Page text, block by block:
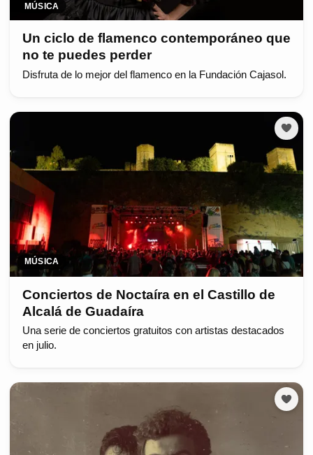
MÚSICA
Un ciclo de flamenco contemporáneo que
no te puedes perder
Disfruta de lo mejor del flamenco en la Fundación Cajasol.
MÚSICA
Conciertos de Noctaíra en el Castillo de
Alcalá de Guadaíra
Una serie de conciertos gratuitos con artistas destacados
en julio.